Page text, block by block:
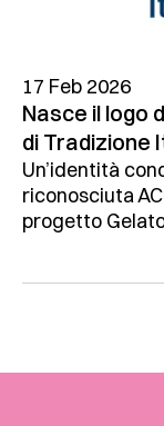
17 Feb 2026
Nasce il logo
di Tradizione
Un’identità
riconosciuta
progetto